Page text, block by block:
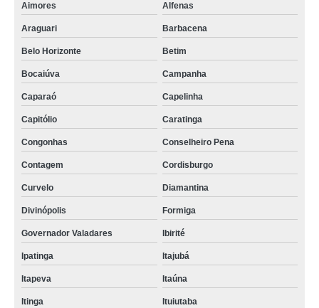
Aimores
Alfenas
Araguari Barbacena
Belo Horizonte Betim
Bocaiúva Campanha
Caparaó Capelinha
Capitólio Caratinga
Congonhas Conselheiro Pena
Contagem Cordisburgo
Curvelo Diamantina
Divinópolis Formiga
Governador Valadares Ibirité
Ipatinga Itajubá
Itapeva Itaúna
Itinga Ituiutaba